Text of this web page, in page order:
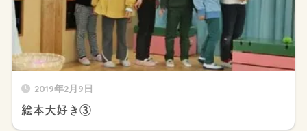
2019年2月9日
絵本大好き③